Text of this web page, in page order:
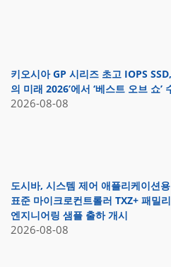
키오시아 GP 시리즈 초고 IOPS
의 미래 2026’에서 ‘베스트 오브 쇼’
2026-08-08
도시바, 시스템 제어 애플리케이션
표준 마이크로컨트롤러 TXZ+ 패밀
엔지니어링 샘플 출하 개시
2026-08-08